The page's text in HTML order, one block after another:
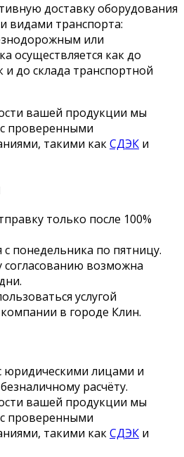
доставку оборудования
видами транспорта:
или
осуществляется как до
и до склада транспортной
вашей продукции мы
проверенными
такими какСДЭК и
только после 100%
понедельника по пятницу.
возможна
услугой
в городе Клин.
юридическими лицами и
расчёту.
вашей продукции мы
проверенными
такими какСДЭК и